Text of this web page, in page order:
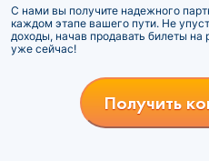
С нами вы получите надежного
каждом этапе вашего пути. Не
доходы, начав продавать билеты
уже сейчас!
Получить